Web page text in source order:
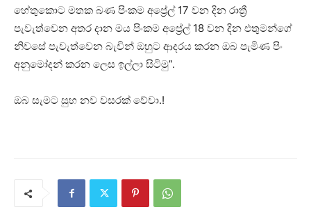
හේතුකොට මතක බණ පිංකම අප්‍රේල් 17 වන දින රාත්‍රී
පැවැත්වෙන අතර දාන මය පිංකම අප්‍රේල් 18 වන දින එතුමන්ගේ
නිවසේ පැවැත්වෙන බැවින් ඔහුට ආදරය කරන ඔබ පැමිණ පිං
අනුමෝදන් කරන ලෙස ඉල්ලා සිටිමු”.
ඔබ සැමට සුභ නව වසරක් වේවා.!